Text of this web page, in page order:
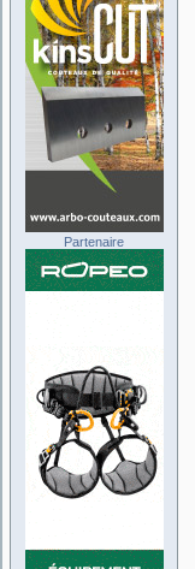
Partenaire